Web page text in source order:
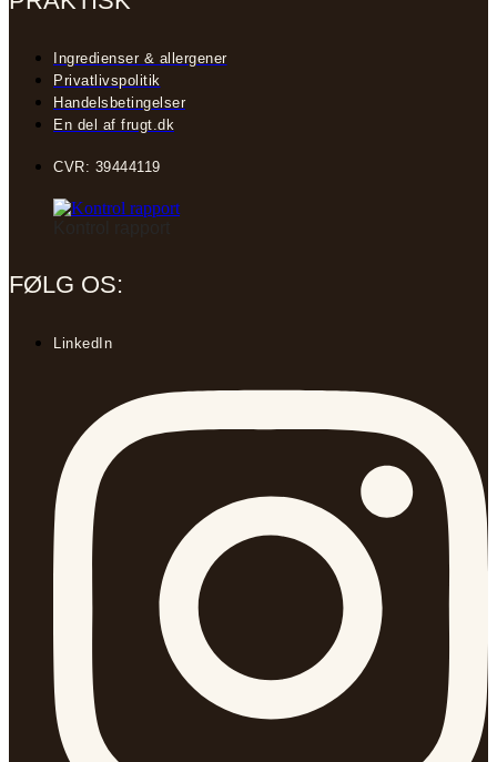
Ingredienser & allergener
Privatlivspolitik
Handelsbetingelser
En del af frugt.dk
CVR: 39444119
FØLG OS:
LinkedIn